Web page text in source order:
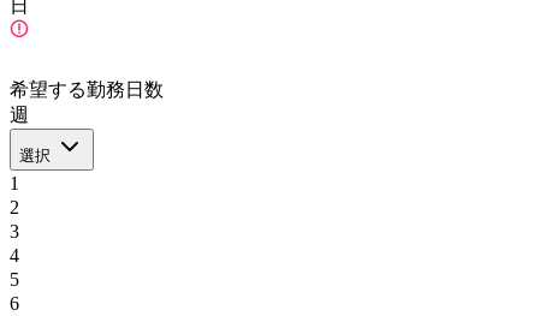
日
希望する勤務日数
週
選択
1
2
3
4
5
6